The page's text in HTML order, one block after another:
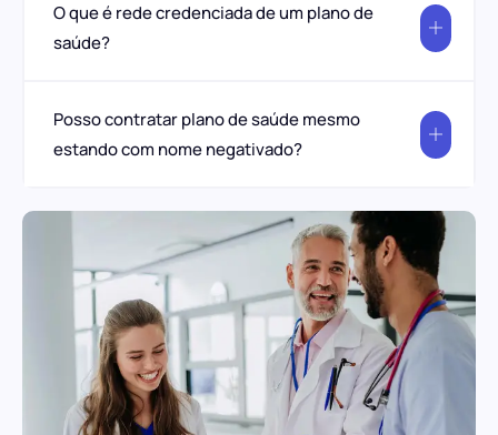
O que é rede credenciada de um plano de
saúde?
Posso contratar plano de saúde mesmo
estando com nome negativado?